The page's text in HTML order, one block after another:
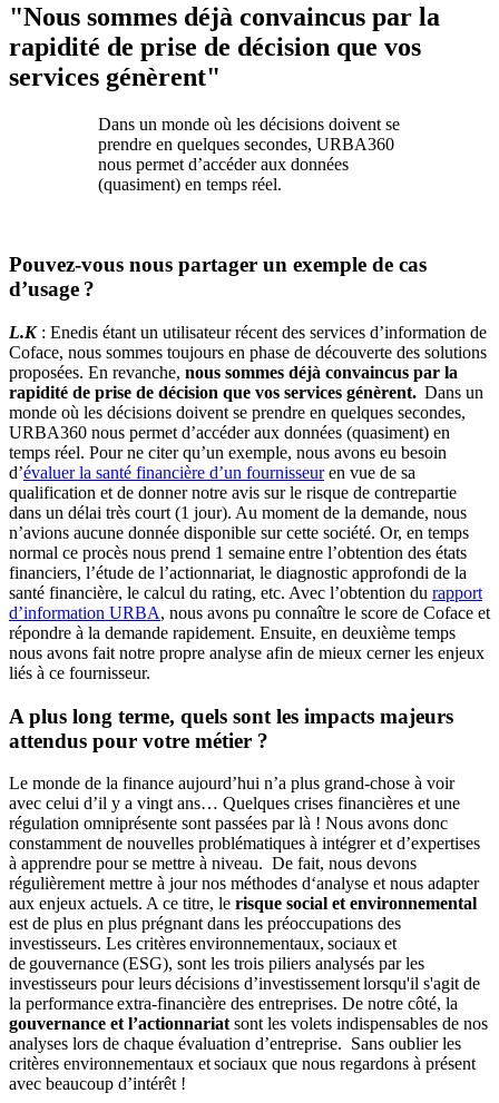
"Nous sommes déjà convaincus par la
rapidité de prise de décision que vos
services génèrent"
Dans un monde où les décisions doivent se
prendre en quelques secondes, URBA360
nous permet d’accéder aux données
(quasiment) en temps réel.
Pouvez-vous nous partager un exemple de cas
d’usage ?
L.K: Enedis étant un utilisateur récent des services d’information de
Coface, nous sommes toujours en phase de découverte des solutions
proposées. En revanche, nous sommes déjà convaincus par la
rapidité de prise de décision que vos services génèrent. Dans un
monde où les décisions doivent se prendre en quelques secondes,
URBA360 nous permet d’accéder aux données (quasiment) en
temps réel. Pour ne citer qu’un exemple, nous avons eu besoin
d’évaluer la santé financière d’un fournisseuren vue de sa
qualification et de donner notre avis sur le risque de contrepartie
dans un délai très court (1 jour). Au moment de la demande, nous
n’avions aucune donnée disponible sur cette société. Or, en temps
normal ce procès nous prend 1 semaine entre l’obtention des états
financiers, l’étude de l’actionnariat, le diagnostic approfondi de la
santé financière, le calcul du rating, etc. Avec l’obtention du rapport
d’information URBA, nous avons pu connaître le score de Coface et
répondre à la demande rapidement. Ensuite, en deuxième temps
nous avons fait notre propre analyse afin de mieux cerner les enjeux
liés à ce fournisseur.
A plus long terme, quels sont les impacts majeurs
attendus pour votre métier ?
Le monde de la finance aujourd’hui n’a plus grand-chose à voir
avec celui d’il y a vingt ans… Quelques crises financières et une
régulation omniprésente sont passées par là ! Nous avons donc
constamment de nouvelles problématiques à intégrer et d’expertises
à apprendre pour se mettre à niveau. De fait, nous devons
régulièrement mettre à jour nos méthodes d‘analyse et nous adapter
aux enjeux actuels. A ce titre, le risque social et environnemental
est de plus en plus prégnant dans les préoccupations des
investisseurs. Les critères environnementaux, sociaux et
de gouvernance (ESG), sont les trois piliers analysés par les
investisseurs pour leurs décisions d’investissement lorsqu'il s'agit de
la performance extra-financière des entreprises. De notre côté, la
gouvernance et l’actionnariatsont les volets indispensables de nos
analyses lors de chaque évaluation d’entreprise. Sans oublier les
critères environnementaux et sociaux que nous regardons à présent
avec beaucoup d’intérêt !